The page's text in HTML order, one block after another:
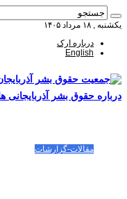
یکشنبه , ۱۸ مرداد ۱۴۰۵
درباره ارک
English
درباره حقوق بشر آذربایجانی
مقالات-گزارشات